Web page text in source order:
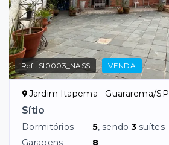
Ref.: SI0003_NASS VENDA
Jardim Itapema - Guararema/SP
Sítio
Dormitórios 5, sendo3 suítes
Garagens
8